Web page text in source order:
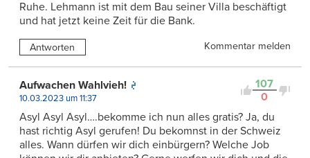
Ruhe. Lehmann ist mit dem Bau seiner Villa beschäftigt
und hat jetzt keine Zeit für die Bank.
Antworten Kommentar melden
107
0
Aufwachen Wahlvieh!
10.03.2023 um 11:37
Asyl Asyl Asyl….bekomme ich nun alles gratis? Ja, du
hast richtig Asyl gerufen! Du bekomnst in der Schweiz
alles. Wann dürfen wir dich einbürgern? Welche Job